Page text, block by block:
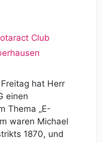
Club
hat Herr
einen
Thema „E-
waren Michael
1870, und